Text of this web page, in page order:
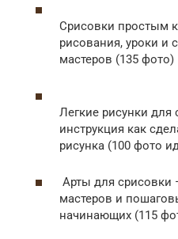
Срисовки простым
рисования, уроки и
мастеров (135 фото)
Легкие рисунки для
инструкция как
рисунка (100 фото
Арты для срисовки
мастеров и
начинающих (115